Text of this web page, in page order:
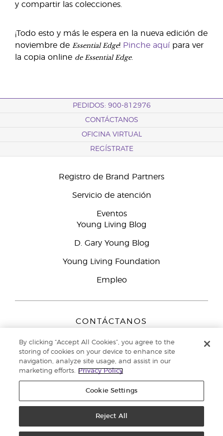
y compartir las colecciones.
¡Todo esto y más le espera en la nueva edición de
noviembre de Essential Edge! Pinche aquí para ver
la copia online de Essential Edge.
PEDIDOS: 900-812976
CONTÁCTANOS
OFICINA VIRTUAL
REGÍSTRATE
Registro de Brand Partners
Servicio de atención
Eventos
Young Living Blog
D. Gary Young Blog
Young Living Foundation
Empleo
CONTÁCTANOS
Peizerweg 97
9727 AJ Groningen
Netherlands
Servicio de atención:900-812976
reservados. |Política de privacidad
By clicking “Accept All Cookies”, you agree to the
storing of cookies on your device to enhance site
navigation, analyze site usage, and assist in our
marketing efforts.
Privacy Policy
Cookie Settings
Reject All